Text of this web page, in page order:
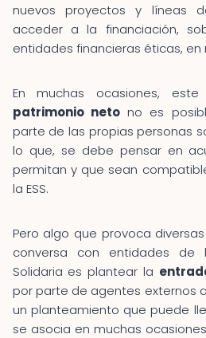
nuevos proyectos y líneas
acceder a la financiación,
entidades financieras éticas, en
En muchas ocasiones, este
patrimonio netono es
parte de las propias personas
lo que, se debe pensar en
permitan y que sean
la ESS.
Pero algo que provoca
conversa con entidades de
Solidaria es plantear la
por parte de agentes externos
un planteamiento que puede
se asocia en muchas